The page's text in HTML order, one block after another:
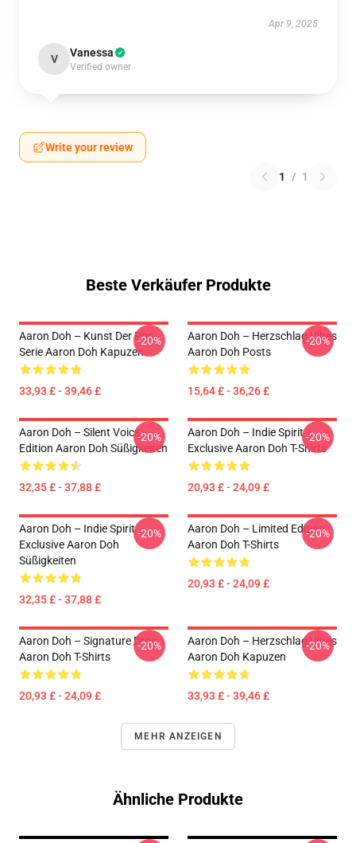
Apr 9, 2025
V Vanessa
Verified owner
Write your review
1 / 1
Beste Verkäufer Produkte
Aaron Doh – Kunst Der Pop-
Serie Aaron Doh Kapuzen
33,93 £ - 39,46 £
-20%
Aaron Doh – Herzschlag Vibes
Aaron Doh Posts
15,64 £ - 36,26 £
-20%
Aaron Doh – Silent Voice
Edition Aaron Doh Süßigkeiten
32,35 £ - 37,88 £
-20%
Aaron Doh – Indie Spirit
Exclusive Aaron Doh T-Shirts
20,93 £ - 24,09 £
-20%
Aaron Doh – Indie Spirit
Exclusive Aaron Doh
Süßigkeiten
32,35 £ - 37,88 £
-20%
Aaron Doh – Limited Edition
Aaron Doh T-Shirts
20,93 £ - 24,09 £
-20%
Aaron Doh – Signature Drop
Aaron Doh T-Shirts
20,93 £ - 24,09 £
-20%
Aaron Doh – Herzschlag Vibes
Aaron Doh Kapuzen
33,93 £ - 39,46 £
-20%
MEHR ANZEIGEN
Ähnliche Produkte